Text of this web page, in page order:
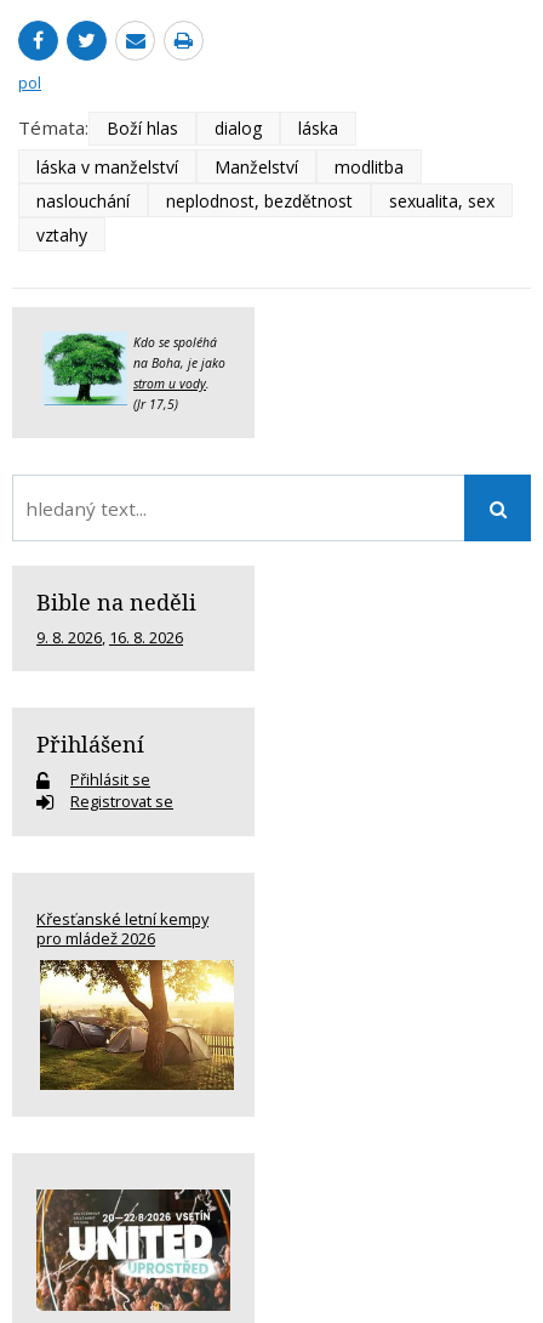
pol
Témata: Boží hlas dialog
láska
láska v manželství
Manželství
modlitba
naslouchání
neplodnost, bezdětnost
sexualita, sex
vztahy
Kdo se spoléhá
na Boha, je jako
strom u vody.
(Jr 17,5)
Bible na neděli
9. 8. 2026, 16. 8. 2026
Přihlášení
Přihlásit se
Registrovat se
Křesťanské letní kempy
pro mládež 2026